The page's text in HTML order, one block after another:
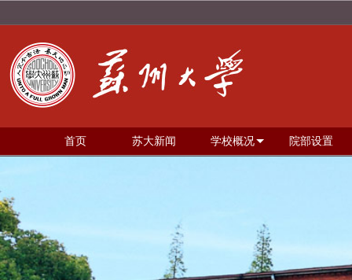
首页 苏大新闻 学校概况 院部设置